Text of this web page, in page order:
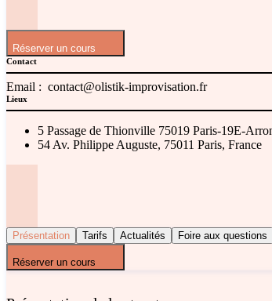
Réserver un cours
Contact
Email : contact@olistik-improvisation.fr
Lieux
5 Passage de Thionville 75019 Paris-19E-
54 Av. Philippe Auguste, 75011 Paris, France
Présentation Tarifs Actualités Foire aux questions
Réserver un cours